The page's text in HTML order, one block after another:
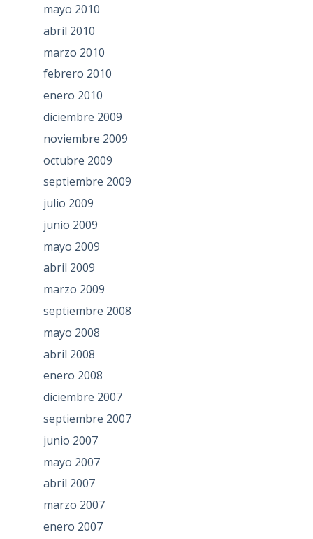
mayo 2010
abril 2010
marzo 2010
febrero 2010
enero 2010
diciembre 2009
noviembre 2009
octubre 2009
septiembre 2009
julio 2009
junio 2009
mayo 2009
abril 2009
marzo 2009
septiembre 2008
mayo 2008
abril 2008
enero 2008
diciembre 2007
septiembre 2007
junio 2007
mayo 2007
abril 2007
marzo 2007
enero 2007